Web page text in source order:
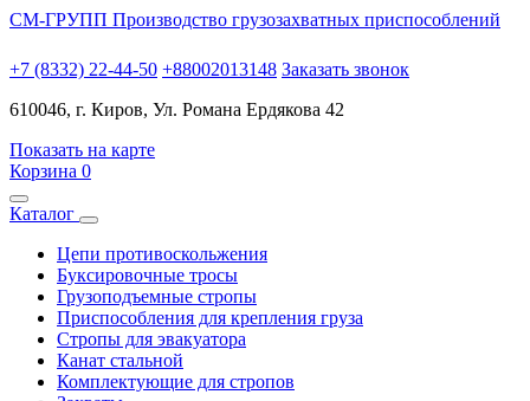
СМ-ГРУПП Производство грузозахватных приспособлений
+7 (8332) 22-44-50 +88002013148 Заказать звонок
610046, г. Киров, Ул. Романа Ердякова 42
Показать на карте
Корзина 0
Каталог
Цепи противоскольжения
Буксировочные тросы
Грузоподъемные стропы
Приспособления для крепления груза
Стропы для эвакуатора
Канат стальной
Комплектующие для стропов